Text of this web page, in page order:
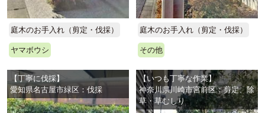
庭木のお手入れ（剪定・伐採）
ヤマボウシ
庭木のお手入れ（剪定・伐採）
その他
【丁寧に伐採】
愛知県名古屋市緑区：伐採
【いつも丁寧な作業】
神奈川県川崎市宮前区：剪定、除
草・草むしり